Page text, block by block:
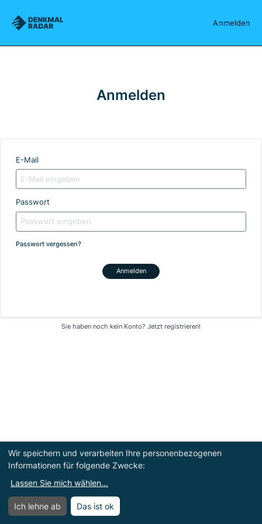
Denkmalradar Anmelden
Menü öffnen
Anmelden
E-Mail
Passwort
Passwort vergessen?
Anmelden
Sie haben noch kein Konto? Jetzt registrieren!
Wir speichern und verarbeiten Ihre personenbezogenen
Informationen für folgende Zwecke:
Lassen Sie mich wählen...
Ich lehne ab Das ist ok